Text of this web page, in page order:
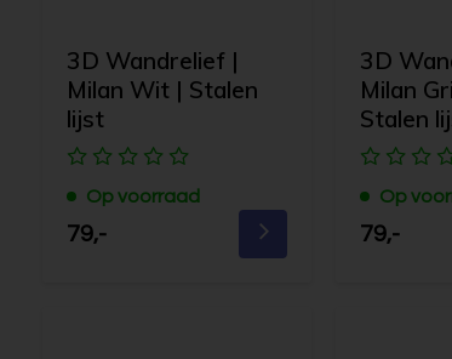
3D Wandrelief |
Milan Wit | Stalen
lijst
Op voorraad
79,-
3D
Milan
Stalen
Op
79,-